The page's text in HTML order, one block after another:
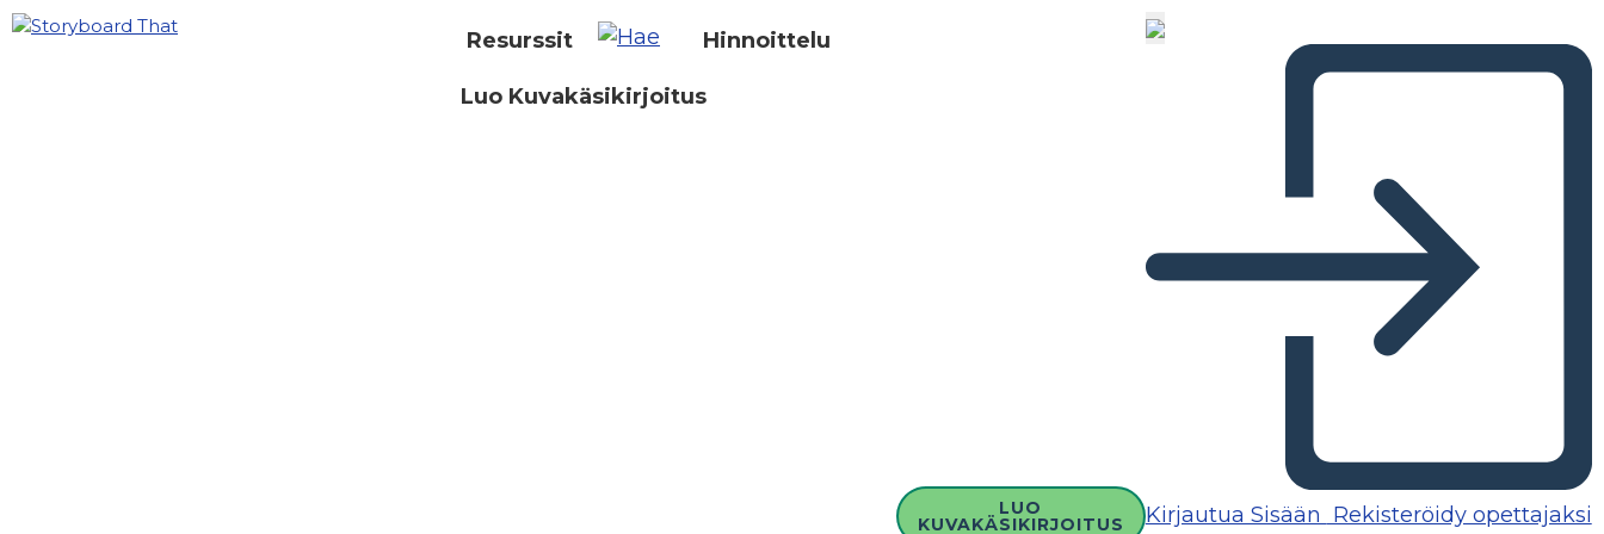
Resurssit Hinnoittelu
Luo Kuvakäsikirjoitus
LUO
KUVAKÄSIKIRJOITUS Kirjautua Sisään Rekisteröidy opettajaksi